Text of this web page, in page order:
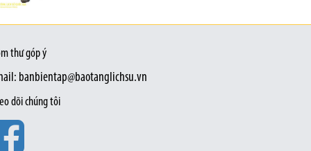
thư góp ý
banbientap@baotanglichsu.vn
dõi chúng tôi